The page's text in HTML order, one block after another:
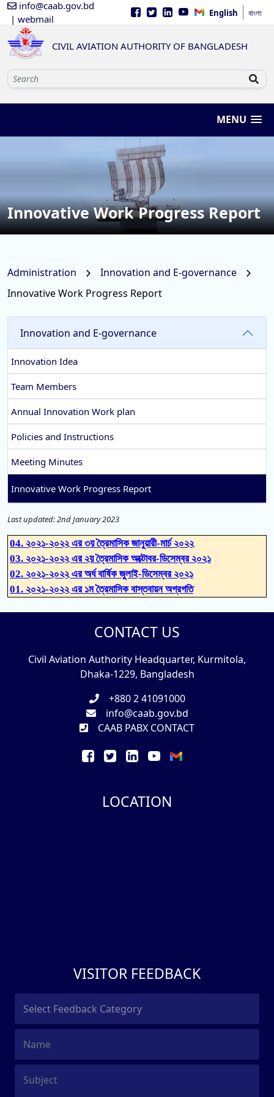
info@caab.gov.bd
| webmail
English বাংলা
CIVIL AVIATION AUTHORITY OF BANGLADESH
MENU
Innovative Work Progress Report
Administration
Innovation and E-governance
Innovative Work Progress Report
Innovation and E-governance
Innovation Idea
Team Members
Annual Innovation Work plan
Policies and Instructions
Meeting Minutes
Innovative Work Progress Report
Last updated: 2nd January 2023
04. ২০২১-২০২২ এর ৩য় ত্রৈমাসিক জানুয়ারী-মার্চ ২০২২
03. ২০২১-২০২২ এর ২য় ত্রৈমাসিক অক্টোবর-ডিসেম্বর ২০২১
02. ২০২১-২০২২ এর অর্ধ বার্ষিক জুলাই-ডিসেম্বর ২০২১
01. ২০২১-২০২২ এর ১ম ত্রৈমাসিক বাস্তবায়ন অগ্রগতি
CONTACT US
Civil Aviation Authority Headquarter, Kurmitola,
Dhaka-1229, Bangladesh
+880 2 41091000
info@caab.gov.bd
CAAB PABX CONTACT
LOCATION
VISITOR FEEDBACK